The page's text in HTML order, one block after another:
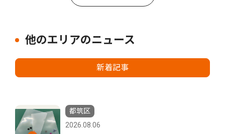
他のエリアのニュース
新着記事
都筑区
2026.08.06